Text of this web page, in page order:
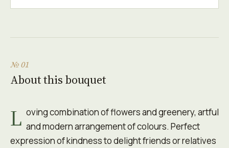
№ 01
About this bouquet
L oving combination of flowers and greenery, artful
and modern arrangement of colours. Perfect
expression of kindness to delight friends or relatives